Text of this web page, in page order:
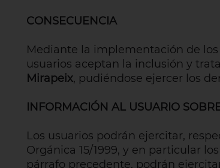
CONSECUENCIA
Mediante la implementación de
usuarios aceptan la inclusión y
Mirapeix, pudiéndose ejercer los
INFORMACIÓN AL USUARIO
Los usuarios podrán ejercitar,
Orgánica 15/1999, y en particular
párrafo precedente, podrán